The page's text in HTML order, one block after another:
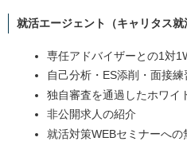
就活エージェント（キャリタス就
専任アドバイザーとの1対
自己分析・ES添削・面接練
独自審査を通過したホワイ
非公開求人の紹介
就活対策WEBセミナーへの